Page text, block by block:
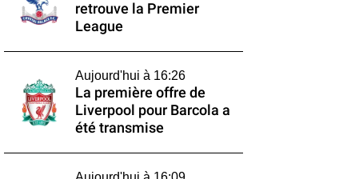
retrouve la Premier
League
Aujourd'hui à 16:26
La première offre de
Liverpool pour Barcola a
été transmise